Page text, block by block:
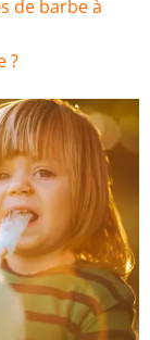
de barbe à
?